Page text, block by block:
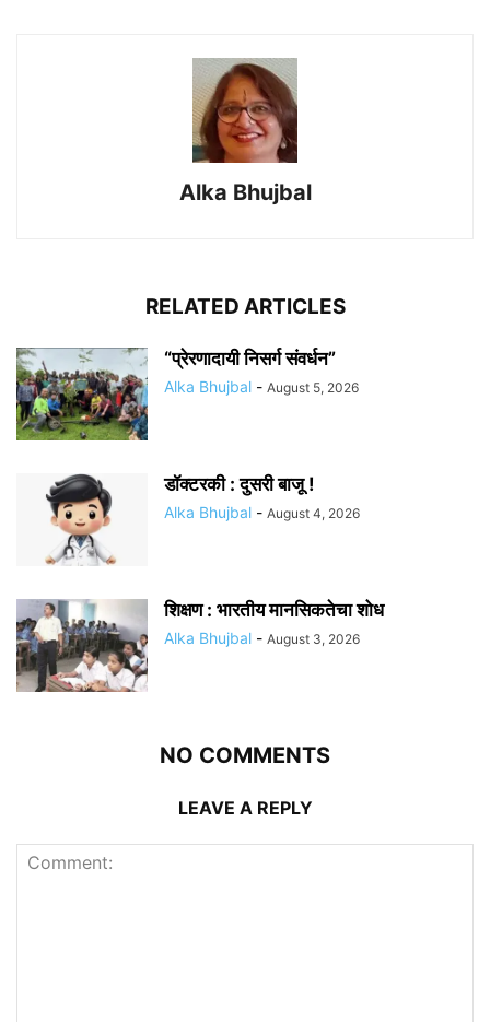
Alka Bhujbal
RELATED ARTICLES
“प्रेरणादायी निसर्ग संवर्धन”
Alka Bhujbal - August 5, 2026
डॉक्टरकी : दुसरी बाजू !
Alka Bhujbal - August 4, 2026
शिक्षण : भारतीय मानसिकतेचा शोध
Alka Bhujbal - August 3, 2026
NO COMMENTS
LEAVE A REPLY